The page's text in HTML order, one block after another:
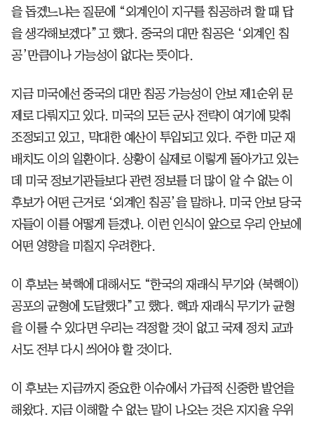
을 돕겠느냐는 질문에 “외계인이 지구를 침공하려 할 때 답
을 생각해보겠다”고 했다. 중국의 대만 침공은 ‘외계인 침
공’만큼이나 가능성이 없다는 뜻이다.
지금 미국에선 중국의 대만 침공 가능성이 안보 제1순위 문
제로 다뤄지고 있다. 미국의 모든 군사 전략이 여기에 맞춰
조정되고 있고, 막대한 예산이 투입되고 있다. 주한 미군 재
배치도 이의 일환이다. 상황이 실제로 이렇게 돌아가고 있는
데 미국 정보기관들보다 관련 정보를 더 많이 알 수 없는 이
후보가 어떤 근거로 ‘외계인 침공’을 말하나. 미국 안보 당국
자들이 이를 어떻게 듣겠나. 이런 인식이 앞으로 우리 안보에
어떤 영향을 미칠지 우려한다.
이 후보는 북핵에 대해서도 “한국의 재래식 무기와 (북핵이)
공포의 균형에 도달했다”고 했다. 핵과 재래식 무기가 균형
을 이룰 수 있다면 우리는 걱정할 것이 없고 국제 정치 교과
서도 전부 다시 씌어야 할 것이다.
이 후보는 지금까지 중요한 이슈에서 가급적 신중한 발언을
해왔다. 지금 이해할 수 없는 말이 나오는 것은 지지율 우위